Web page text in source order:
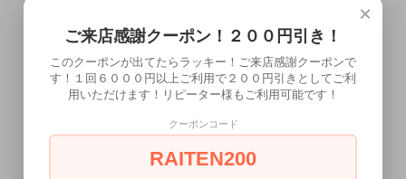
ません。
あなたは18歳以上ですか？
×
ご来店感謝クーポン！２００円引き！
このクーポンが出てたらラッキー！ご来店感謝クーポンで
す！１回６０００円以上ご利用で２００円引きとしてご利
用いただけます！リピーター様もご利用可能です！
クーポンコード
RAITEN200